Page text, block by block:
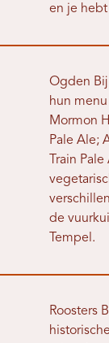
en je
Ogden
hun
Mormon
Pale Ale;
Train
de
Tempel.
Roosters